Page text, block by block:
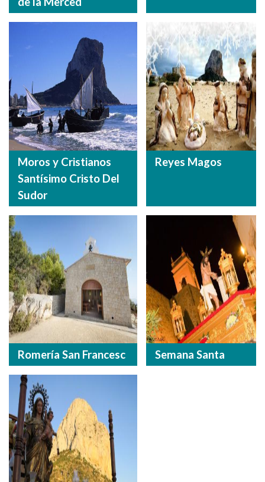
Moros y Cristianos
Santísimo Cristo Del
Sudor
Reyes Magos
Romería San Francesc Semana Santa